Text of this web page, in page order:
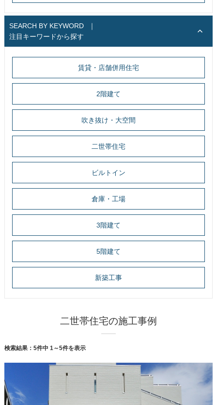
SEARCH BY KEYWORD
｜
注目キーワードから探す
賃貸・店舗併用住宅
2階建て
吹き抜け・大空間
二世帯住宅
ビルトイン
倉庫・工場
3階建て
5階建て
新築工事
二世帯住宅の施工事例
検索結果： 5件中 1～5件を表示